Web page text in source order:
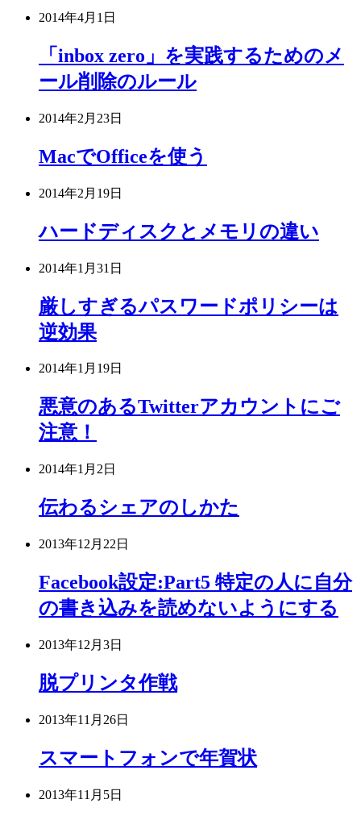
2014年4月1日
「inbox zero」を実践するためのメ
ール削除のルール
2014年2月23日
MacでOfficeを使う
2014年2月19日
ハードディスクとメモリの違い
2014年1月31日
厳しすぎるパスワードポリシーは
逆効果
2014年1月19日
悪意のあるTwitterアカウントにご
注意！
2014年1月2日
伝わるシェアのしかた
2013年12月22日
Facebook設定:Part5 特定の人に自分
の書き込みを読めないようにする
2013年12月3日
脱プリンタ作戦
2013年11月26日
スマートフォンで年賀状
2013年11月5日